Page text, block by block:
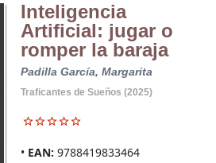
Inteligencia
Artificial: jugar o
romper la baraja
Padilla García, Margarita
Traficantes de Sueños (2025)
EAN: 9788419833464